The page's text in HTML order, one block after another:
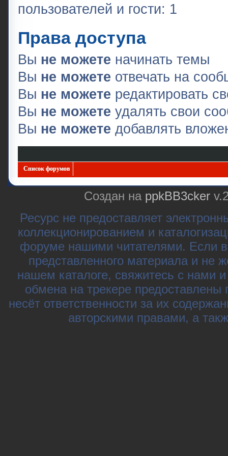
пользователей и гости: 1
Права доступа
Вы не можете начинать темы
Вы не можете отвечать на
Вы не можете редактировать
Вы не можете удалять свои
Вы не можете добавлять
Список форумов
Создан на ppkBB3cker
Ресурс не предоставляет
коллекционированием и
форуме нашими читателями. Если
представленного материала и не
нашем каталоге, свяжитесь с нами
обмена на трекере
несёт ответственности за их
авторскими правами, а